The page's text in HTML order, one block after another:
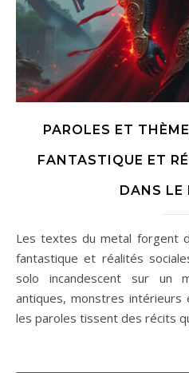
PAROLES ET
FANTASTIQUE ET
DANS LE
Les textes du metal forgent des mondes où mythologie,
fantastique et réalités
solo incandescent sur un
antiques, monstres intérieurs
les paroles tissent des récits